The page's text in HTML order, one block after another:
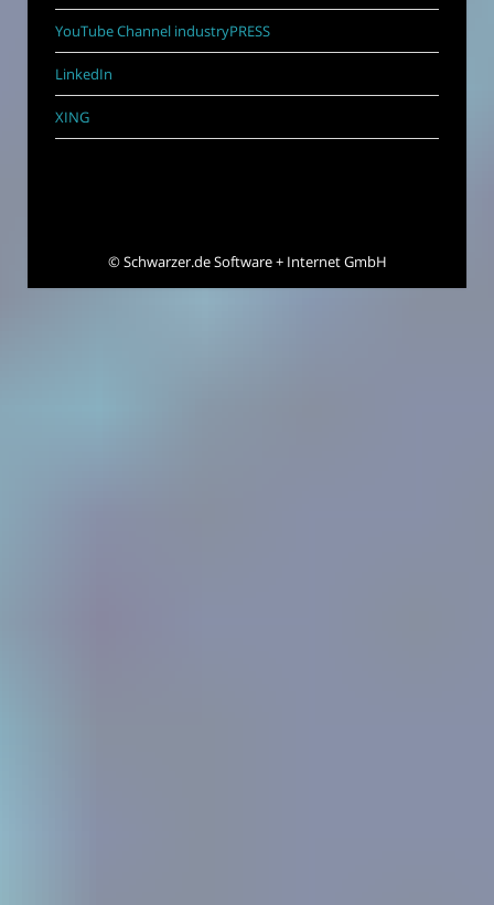
YouTube Channel industryPRESS
LinkedIn
XING
©Schwarzer.de Software + Internet GmbH